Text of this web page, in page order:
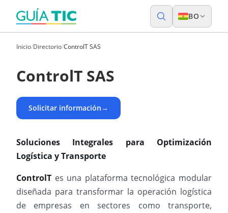
BO
Inicio/Directorio/ControlT SAS
ControlT SAS
Solicitar información→
Soluciones Integrales para Optimización
Logística y Transporte
ControlT es una plataforma tecnológica modular
diseñada para transformar la operación logística
de empresas en sectores como transporte,